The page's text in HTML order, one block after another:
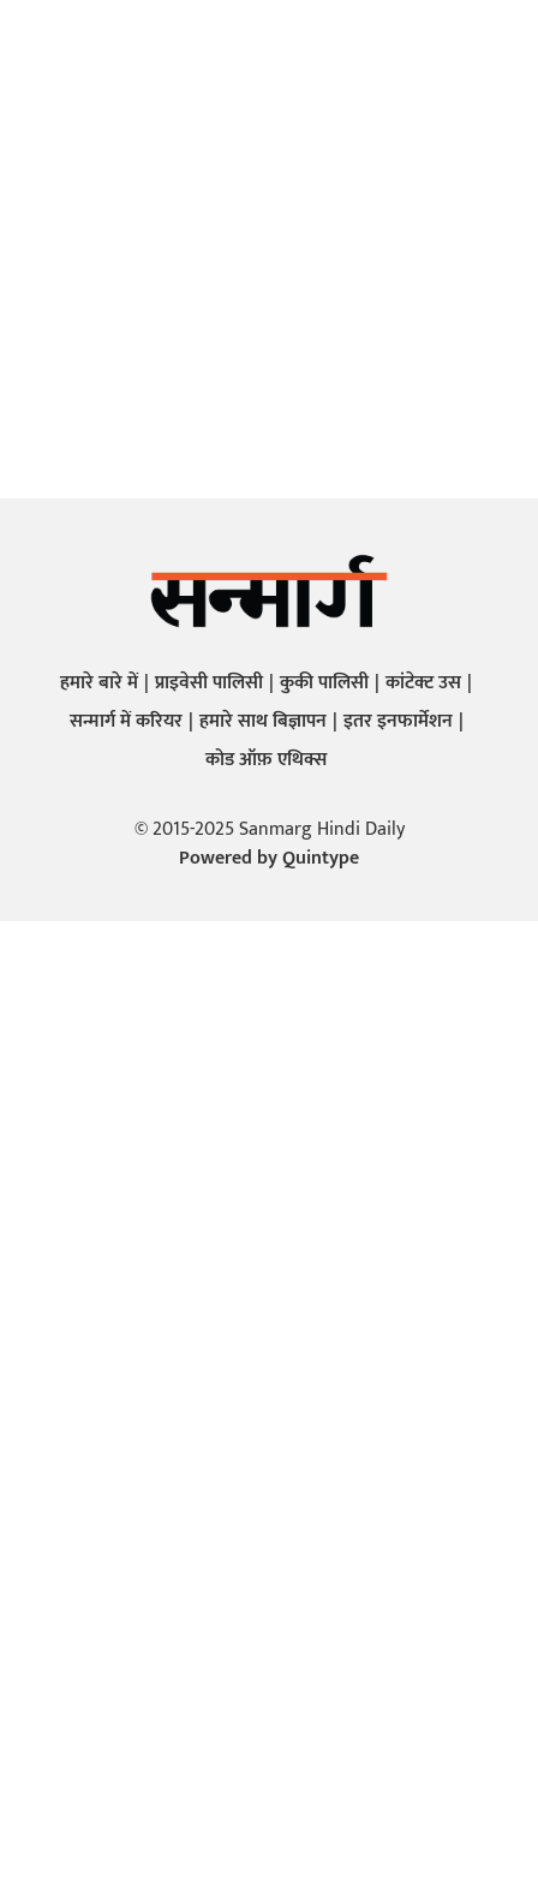
हमारे बारे में प्राइवेसी पालिसी कुकी पालिसी कांटेक्ट उस
सन्मार्ग में करियर हमारे साथ बिज्ञापन इतर इनफार्मेशन
कोड ऑफ़ एथिक्स
© 2015-2025 Sanmarg Hindi Daily
Powered byQuintype